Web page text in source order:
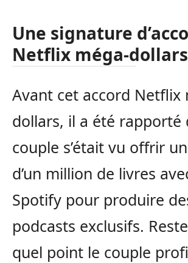
Une signature
Netflix méga-dollars
Avant cet accord Netflix
dollars, il a été rapporté
couple s’était vu offrir
d’un million de livres
Spotify pour produire
podcasts exclusifs.
quel point le couple